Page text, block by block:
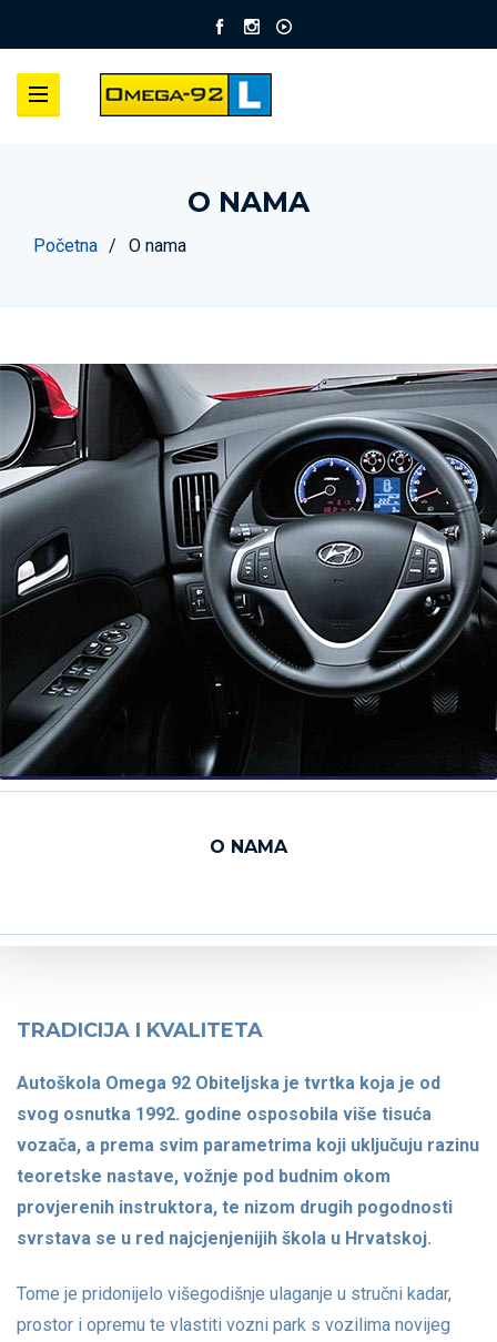
O NAMA
Početna O nama
O NAMA
TRADICIJA I KVALITETA
Autoškola Omega 92 Obiteljska je tvrtka koja je od
svog osnutka 1992. godine osposobila više tisuća
vozača, a prema svim parametrima koji uključuju razinu
teoretske nastave, vožnje pod budnim okom
provjerenih instruktora, te nizom drugih pogodnosti
svrstava se u red najcjenjenijih škola u Hrvatskoj.
Tome je pridonijelo višegodišnje ulaganje u stručni kadar,
prostor i opremu te vlastiti vozni park s vozilima novijeg